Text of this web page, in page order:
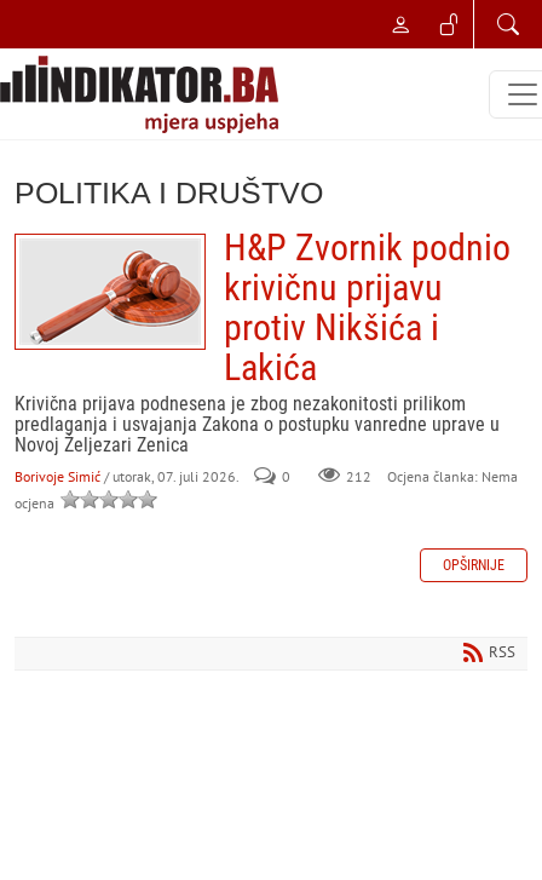
POLITIKA I DRUŠTVO
H&P Zvornik podnio
krivičnu prijavu
protiv Nikšića i
Lakića
Krivična prijava podnesena je zbog nezakonitosti prilikom
predlaganja i usvajanja Zakona o postupku vanredne uprave u
Novoj Željezari Zenica
Borivoje Simić / utorak, 07. juli 2026. 0 212
Ocjena članka: Nema
ocjena
OPŠIRNIJE
RSS